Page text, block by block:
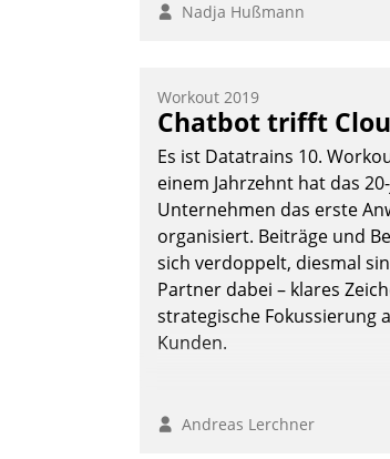
Nadja Hußmann
Workout 2019
Chatbot trifft
Es ist Datatrains 10.
einem Jahrzehnt hat das
Unternehmen das erste
organisiert. Beiträge und
sich verdoppelt, diesmal
Partner dabei – klares
strategische Fokussierung
Kunden.
Andreas Lerchner